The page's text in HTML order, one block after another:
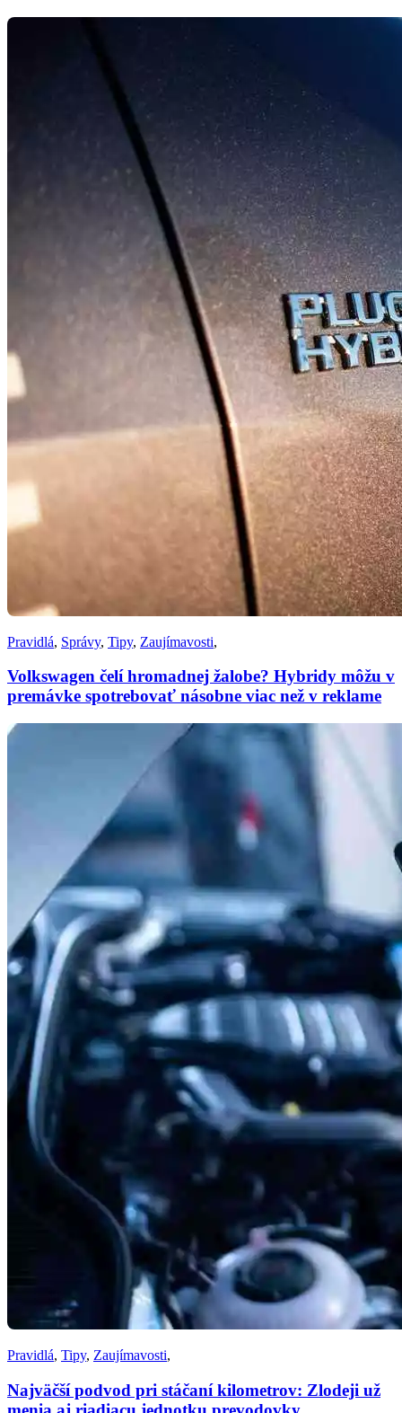
Pravidlá, Správy, Tipy, Zaujímavosti,
Volkswagen čelí hromadnej žalobe? Hybridy môžu v
premávke spotrebovať násobne viac než v reklame
Pravidlá, Tipy, Zaujímavosti,
Najväčší podvod pri stáčaní kilometrov: Zlodeji už